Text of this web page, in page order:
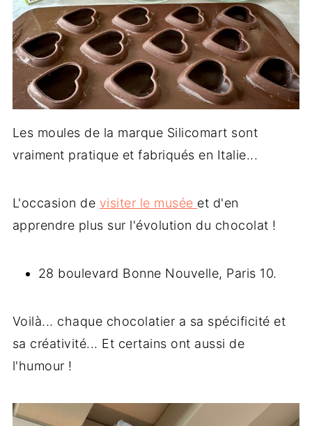
Les moules de la marque Silicomart sont
vraiment pratique et fabriqués en Italie...
L'occasion de visiter le musée et d'en
apprendre plus sur l'évolution du chocolat !
28 boulevard Bonne Nouvelle, Paris 10.
Voilà... chaque chocolatier a sa spécificité et
sa créativité... Et certains ont aussi de
l'humour !